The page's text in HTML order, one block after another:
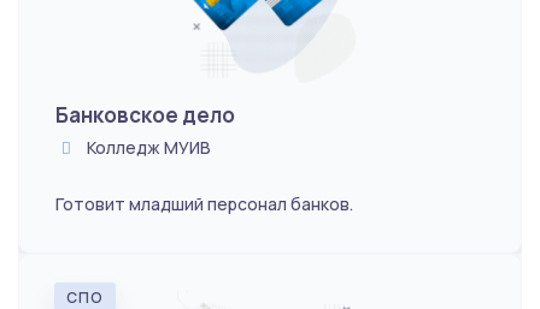
Банковское дело
Колледж МУИВ
Готовит младший персонал банков.
СПО